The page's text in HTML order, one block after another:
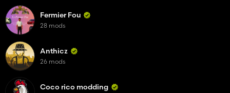
Fermier Fou
28 mods
Anthicz
26 mods
Coco rico modding